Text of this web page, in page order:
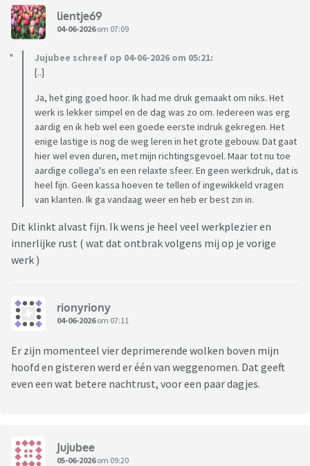
lientje69
04-06-2026om 07:09
Jujubee schreef op 04-06-2026 om 05:21:
[..]
Ja, het ging goed hoor. Ik had me druk gemaakt om niks. Het
werk is lekker simpel en de dag was zo om. Iedereen was erg
aardig en ik heb wel een goede eerste indruk gekregen. Het
enige lastige is nog de weg leren in het grote gebouw. Dat gaat
hier wel even duren, met mijn richtingsgevoel. Maar tot nu toe
aardige collega's en een relaxte sfeer. En geen werkdruk, dat is
heel fijn. Geen kassa hoeven te tellen of ingewikkeld vragen
van klanten. Ik ga vandaag weer en heb er best zin in.
Dit klinkt alvast fijn. Ik wens je heel veel werkplezier en
innerlijke rust ( wat dat ontbrak volgens mij op je vorige
werk )
rionyriony
04-06-2026om 07:11
Er zijn momenteel vier deprimerende wolken boven mijn
hoofd en gisteren werd er één van weggenomen. Dat geeft
even een wat betere nachtrust, voor een paar dagjes.
Jujubee
05-06-2026om 09:20